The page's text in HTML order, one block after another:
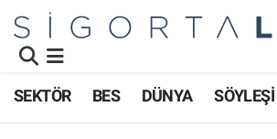
SEKTÖR BES DÜNYA SÖYLEŞİ